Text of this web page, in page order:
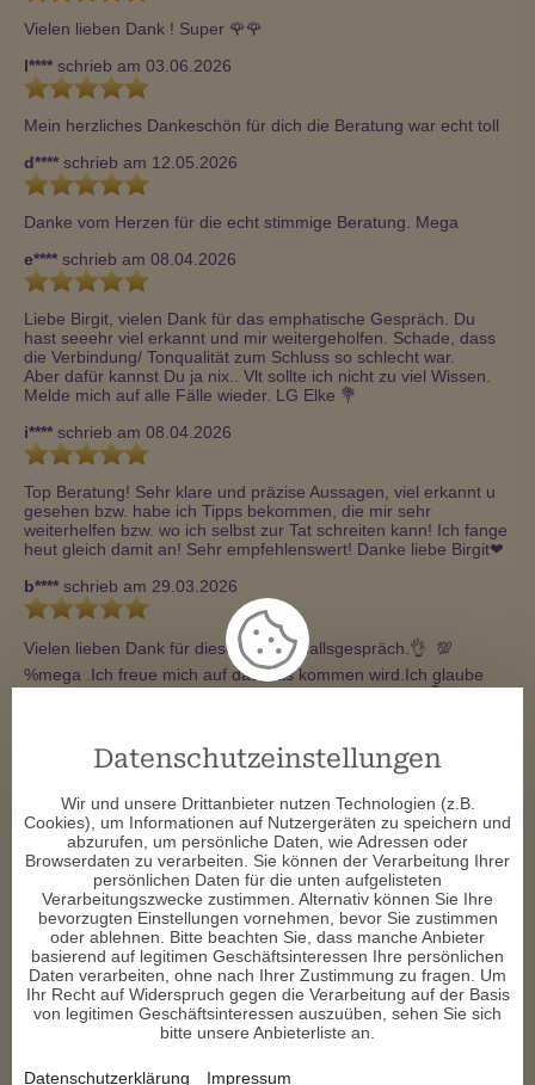
Vielen lieben Dank ! Super 🌹🌹
l**** schrieb am 03.06.2026
Mein herzliches Dankeschön für dich die Beratung war echt toll
d**** schrieb am 12.05.2026
Danke vom Herzen für die echt stimmige Beratung. Mega
e**** schrieb am 08.04.2026
Liebe Birgit, vielen Dank für das emphatische Gespräch. Du
hast seeehr viel erkannt und mir weitergeholfen. Schade, dass
die Verbindung/ Tonqualität zum Schluss so schlecht war.
Aber dafür kannst Du ja nix.. Vlt sollte ich nicht zu viel Wissen.
Melde mich auf alle Fälle wieder. LG Elke 💐
i**** schrieb am 08.04.2026
Top Beratung! Sehr klare und präzise Aussagen, viel erkannt u
gesehen bzw. habe ich Tipps bekommen, die mir sehr
weiterhelfen bzw. wo ich selbst zur Tat schreiten kann! Ich fange
heut gleich damit an! Sehr empfehlenswert! Danke liebe Birgit❤ ️
b**** schrieb am 29.03.2026
Vielen lieben Dank für dieses tolle Zufallsgespräch.👌  💯
%mega .Ich freue mich auf das,was kommen wird.Ich glaube
fest daran und ich melde mich dannende April wieder.💐
Dankeschön werde mich sehr gerne wieder bei dir melden. ❤ ️
schrieb am 26.03.2026
und schwupp warst du weg………… danke für die auf den Punkt
genaue Beratung;  das hat mirj jetzt sehr geholfen;
f****schrieb am 10.02.2026
Das Gespräch war supper.
Datenschutzeinstellungen
Wir und unsere Drittanbieter nutzen Technologien (z.B.
Cookies), um Informationen auf Nutzergeräten zu speichern und
abzurufen, um persönliche Daten, wie Adressen oder
Browserdaten zu verarbeiten. Sie können der Verarbeitung Ihrer
persönlichen Daten für die unten aufgelisteten
Verarbeitungszwecke zustimmen. Alternativ können Sie Ihre
bevorzugten Einstellungen vornehmen, bevor Sie zustimmen
oder ablehnen. Bitte beachten Sie, dass manche Anbieter
basierend auf legitimen Geschäftsinteressen Ihre persönlichen
Daten verarbeiten, ohne nach Ihrer Zustimmung zu fragen. Um
Ihr Recht auf Widerspruch gegen die Verarbeitung auf der Basis
von legitimen Geschäftsinteressen auszuüben, sehen Sie sich
bitte unsere Anbieterliste an.
Datenschutzerklärung Impressum